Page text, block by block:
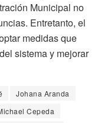
Municipal no
Entretanto, el
medidas que
sistema y mejorar
Johana Aranda
Cepeda